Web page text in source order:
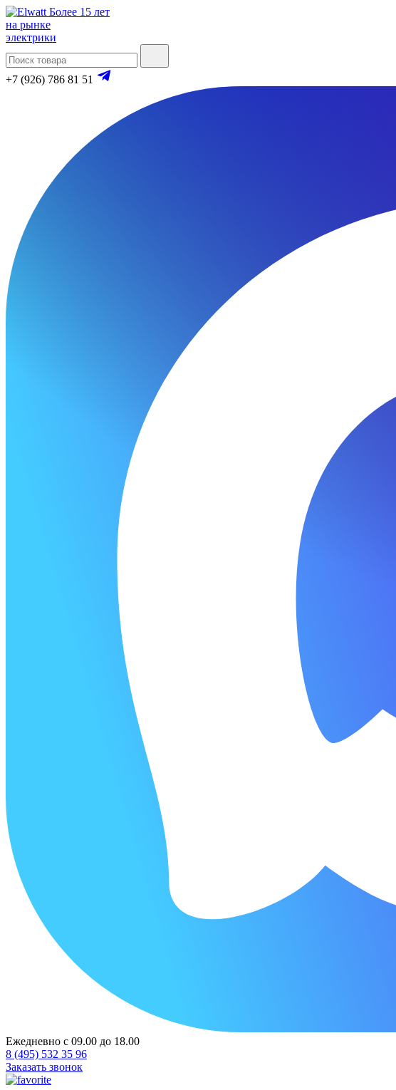
Более 15 лет
на рынке
электрики
+7 (926) 786 81 51
Ежедневно с 09.00 до 18.00
8 (495) 532 35 96
Заказать звонок